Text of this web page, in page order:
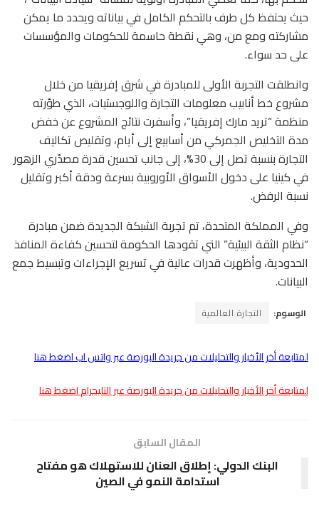
حيث يحتفظ كل طرف بالتحكم الكامل في بياناته ويحدد ما يمكن
مشاركته ومع من، وهي نقطة حاسمة للحكومات والمؤسسات
على حد سواء.
وانطلقت التجربة الأولى للمبادرة في شرق إفريقيا من خلال
مشروع خط أنابيب معلومات التجارة واللوجستيات، الذي طوّرته
منظمة “تريد مارك إفريقيا”، وأسفرت نتائج المشروع عن خفض
مدة التخليص الجمركي من أسابيع إلى أيام، وتقليص تكاليف
التجارة بنسبة تصل إلى 30%، إلى جانب تحسين قدرة مصدّري الزهور
في كينيا على دخول الأسواق الأوروبية بسرعة ودقة أكبر وتقليل
نسبة الرفض.
وفي المملكة المتحدة، تم تجربة الشبكة الجديدة ضمن مبادرة
“نظام الثقة البيئية” التي تقودها الحكومة لتحسين كفاءة المنافذ
الحدودية، وأظهرت قدرات عالية في تسريع الإجراءات وتبسيط جمع
البيانات.
الوسوم: التجارة العالمية
لمتابعة أخر الأخبار والتحليلات من جريدة البورصة عبر واتس اب اضغط هنا
لمتابعة أخر الأخبار والتحليلات من جريدة البورصة عبر التليجرام اضغط هنا
المقال السابق
البنك الدولي: إطلاق العنان للاستهلاك هو مفتاح
استدامة النمو في الصين